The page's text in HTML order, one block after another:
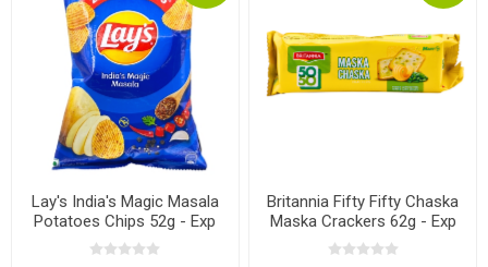
Lay's India's Magic Masala
Potatoes Chips 52g - Exp
30.05.2026
Britannia Fifty Fifty Chaska
Maska Crackers 62g - Exp
12.03.2026